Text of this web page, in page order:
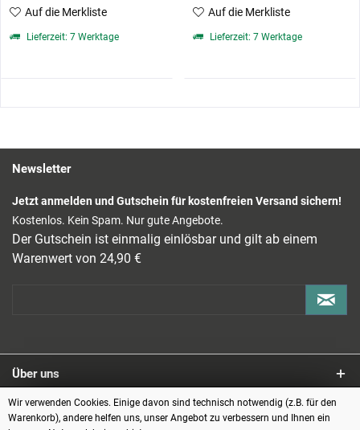
Auf die Merkliste
Lieferzeit: 7 Werktage
Auf die Merkliste
Lieferzeit: 7 Werktage
Newsletter
Jetzt anmelden und Gutschein für kostenfreien Versand sichern!
Kostenlos. Kein Spam. Nur gute Angebote.
Der Gutschein ist einmalig einlösbar und gilt ab einem
Warenwert von 24,90 €
Über uns
Service
Wir verwenden Cookies. Einige davon sind technisch notwendig (z.B. für den
Warenkorb), andere helfen uns, unser Angebot zu verbessern und Ihnen ein